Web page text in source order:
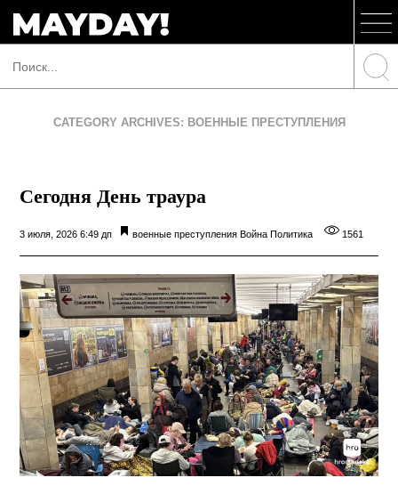
CATEGORY ARCHIVES: ВОЕННЫЕ ПРЕСТУПЛЕНИЯ
Сегодня День траура
3 июля, 2026 6:49 дп военные преступления Война Политика 1561